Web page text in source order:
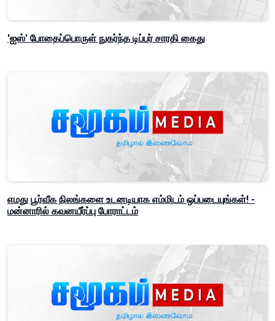
'ஐஸ்' போதைப்பொருள் நுகர்ந்த டிப்பர் சாரதி கைது
எமது பூர்வீக நிலங்களை உடனடியாக எம்மிடம் ஒப்படையுங்கள்! -
மன்னாரில் கவனயீர்ப்பு போராட்டம்